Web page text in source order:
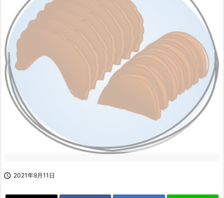
 2021年9月11日